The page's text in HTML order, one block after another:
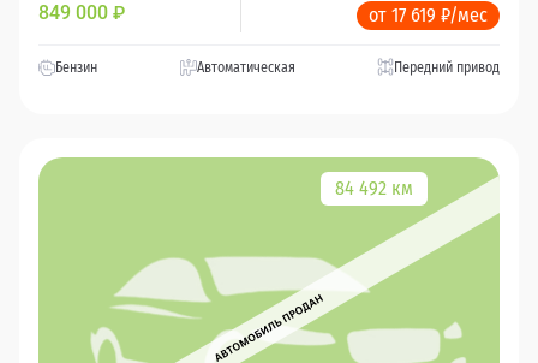
849 000 ₽ от 17 619 ₽/мес
Бензин Автоматическая Передний привод
84 492 км